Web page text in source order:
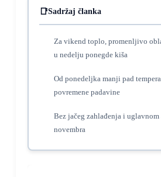
Sadržaj članka
Za vikend toplo, promenljivo
u nedelju ponegde kiša
Od ponedeljka manji pad
povremene padavine
Bez jačeg zahlađenja i uglavnom
novembra